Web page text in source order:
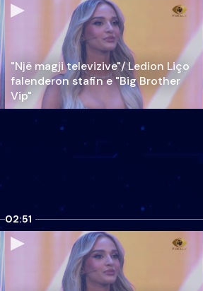
"Një magji televizive"/ Ledion Liço
falenderon stafin e "Big Brother
Vip"
02:51